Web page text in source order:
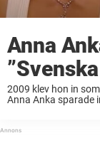
Anna
2009 klev hon in
Anna Anka sparade